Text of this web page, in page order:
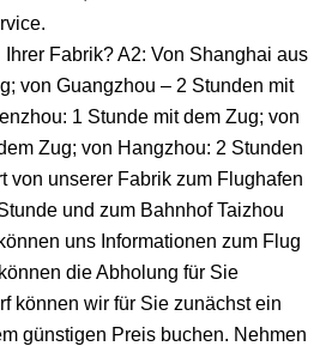
Fabrik? A2: Von Shanghai aus
von Guangzhou – 2 Stunden mit
1 Stunde mit dem Zug; von
Zug; von Hangzhou: 2 Stunden
von unserer Fabrik zum Flughafen
und zum Bahnhof Taizhou
uns Informationen zum Flug
die Abholung für Sie
können wir für Sie zunächst ein
günstigen Preis buchen. Nehmen